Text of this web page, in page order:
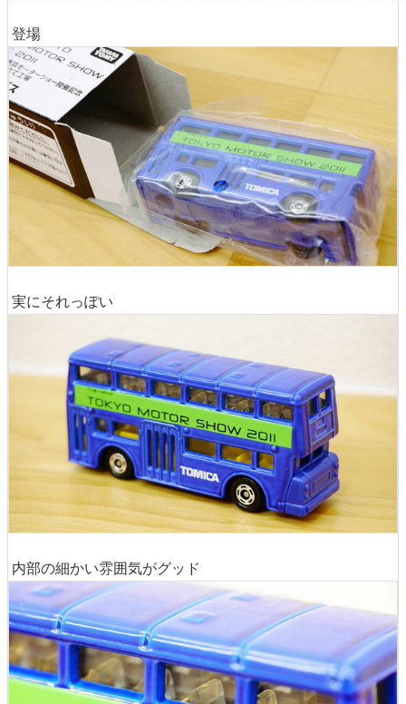
登場
実にそれっぽい
内部の細かい雰囲気がグッド